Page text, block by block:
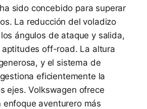
sido concebido para superar
La reducción del voladizo
ángulos de ataque y salida,
off-road. La altura
y el sistema de
eficientemente la
ejes. Volkswagen ofrece
enfoque aventurero más